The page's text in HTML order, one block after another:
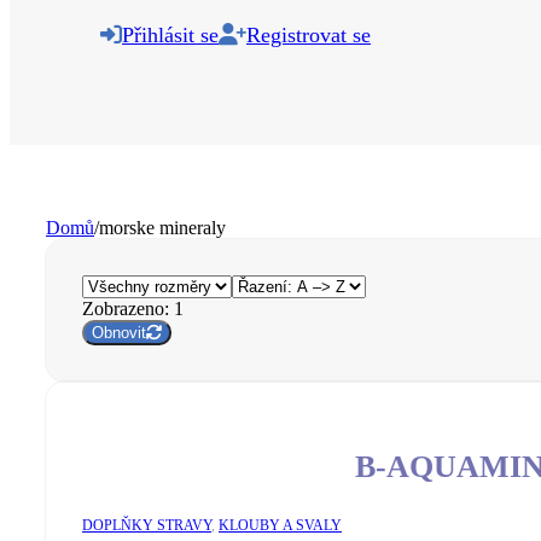
Přihlásit se Registrovat se
Domů/morske mineraly
Zobrazeno: 1
Obnovit
B-
DOPLŇKY STRAVY, KLOUBY A SVALY